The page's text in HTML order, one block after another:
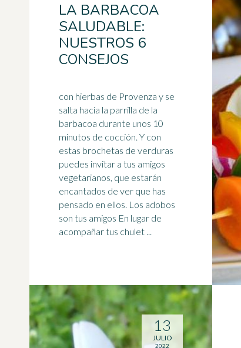
LA BARBACOA
SALUDABLE:
NUESTROS 6
CONSEJOS
con hierbas de Provenza y se
salta hacia la parrilla de la
barbacoa durante unos 10
minutos de cocción. Y con
estas brochetas de verduras
puedes invitar a tus amigos
vegetarianos, que estarán
encantados de ver que has
pensado en ellos. Los adobos
son tus amigos En lugar de
acompañar tus chulet ...
13
JULIO
2022